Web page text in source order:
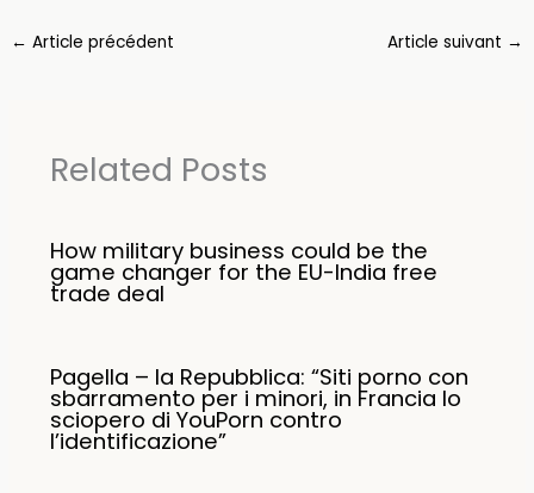
← Article précédent Article suivant →
Related Posts
How military business could be the
game changer for the EU-India free
trade deal
Pagella – la Repubblica: “Siti porno con
sbarramento per i minori, in Francia lo
sciopero di YouPorn contro
l’identificazione”